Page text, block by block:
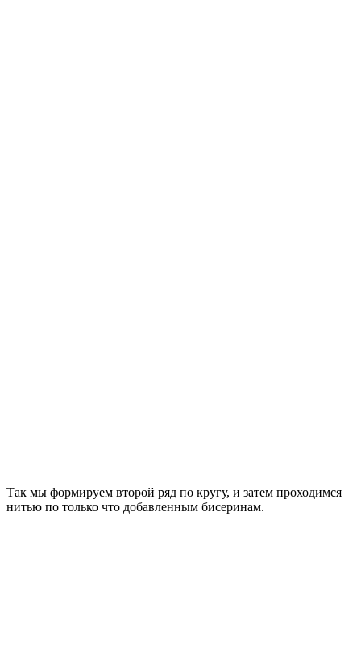
Так мы формируем второй ряд по кругу, и затем проходимся
нитью по только что добавленным бисеринам.